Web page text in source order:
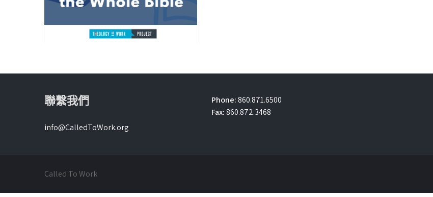
聯繫我們
info@CalledToWork.org
Phone:860.871.6500
Fax:860.872.3468
Called To Work